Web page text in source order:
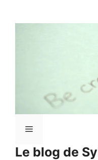
Le blog de
Menu